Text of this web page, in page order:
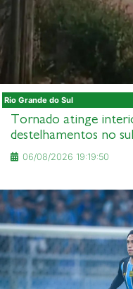
Rio Grande do Sul
Tornado atinge
destelhamentos no
06/08/2026 19:19:50